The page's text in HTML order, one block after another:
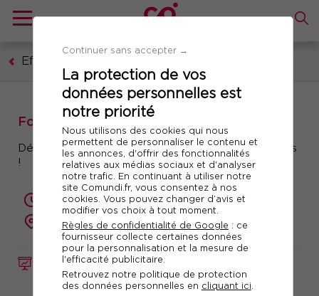
Continuer sans accepter →
La protection de vos
données personnelles est
notre priorité
Nous utilisons des cookies qui nous
permettent de personnaliser le contenu et
les annonces, d'offrir des fonctionnalités
relatives aux médias sociaux et d'analyser
notre trafic. En continuant à utiliser notre
site Comundi.fr, vous consentez à nos
cookies. Vous pouvez changer d’avis et
modifier vos choix à tout moment.
Règles de confidentialité de Google : ce
fournisseur collecte certaines données
pour la personnalisation et la mesure de
l'efficacité publicitaire.
Retrouvez notre politique de protection
des données personnelles en cliquant ici
Efficacité professionnelle
FORMATION Réf. 13214
Télécharger le programme
Formation : Devenir Consultant
Développez votre activité de conseil avec succès
!
2 jours (14 heures)
présentiel ou à distance